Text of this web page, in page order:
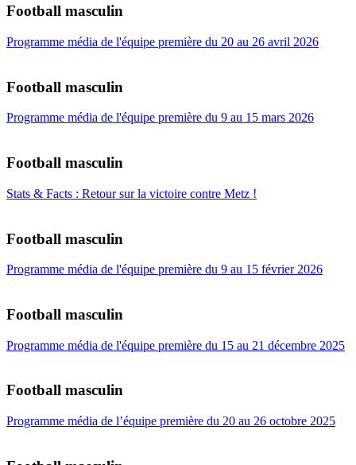
Football masculin
Programme média de l'équipe première du 20 au 26 avril 2026
Football masculin
Programme média de l'équipe première du 9 au 15 mars 2026
Football masculin
Stats & Facts : Retour sur la victoire contre Metz !
Football masculin
Programme média de l'équipe première du 9 au 15 février 2026
Football masculin
Programme média de l'équipe première du 15 au 21 décembre 2025
Football masculin
Programme média de l’équipe première du 20 au 26 octobre 2025